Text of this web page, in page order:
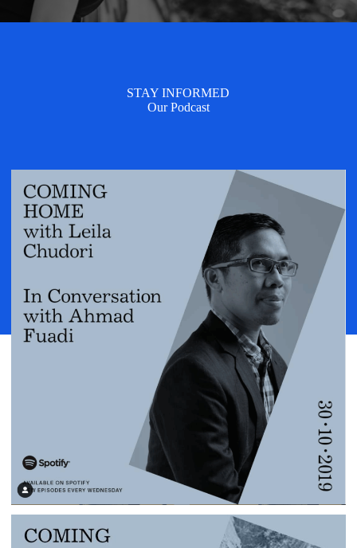
STAY INFORMED
Our Podcast